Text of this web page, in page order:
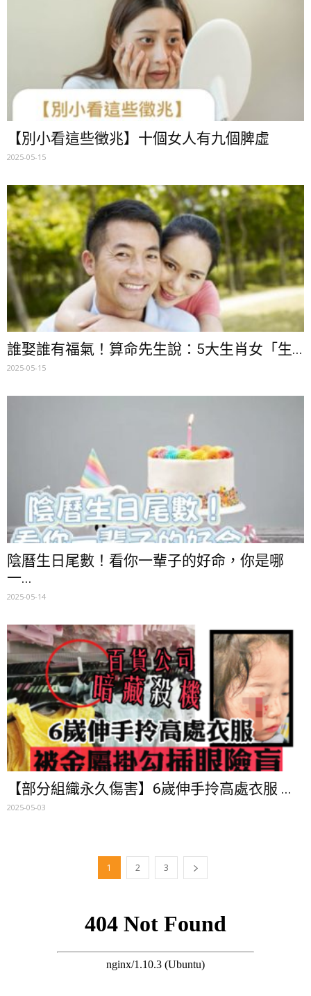
【別小看這些徵兆】十個女人有九個脾虛
2025-05-15
誰娶誰有福氣！算命先生說：5大生肖女「生...
2025-05-15
陰曆生日尾數！看你一輩子的好命，你是哪
一...
2025-05-14
【部分組織永久傷害】6嵗伸手拎高處衣服 ...
2025-05-03
1 2 3